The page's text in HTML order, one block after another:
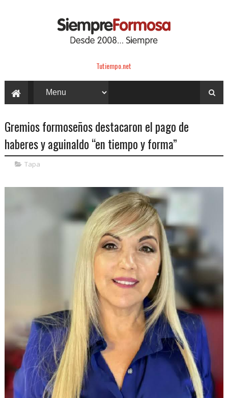
Tutiempo.net
Gremios formoseños destacaron el pago de
haberes y aguinaldo “en tiempo y forma”
Tapa